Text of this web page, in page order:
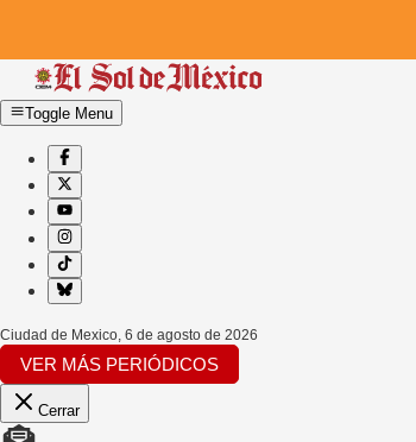
Toggle Menu
Ciudad de Mexico, 6 de agosto de 2026
VER MÁS PERIÓDICOS
Cerrar